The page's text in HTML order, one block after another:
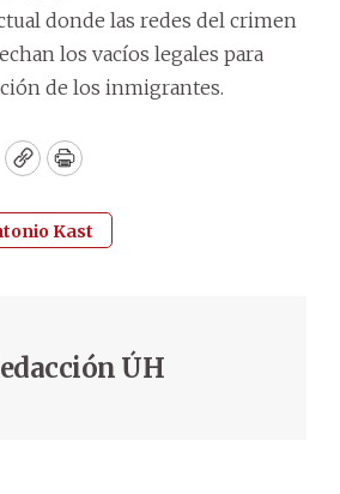
donde las redes del crimen
los vacíos legales para
de los inmigrantes.
CopyPrint
Kast
ÚH